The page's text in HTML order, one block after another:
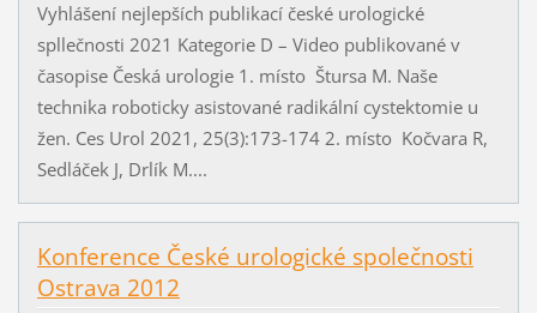
Vyhlášení nejlepších publikací české urologické
spllečnosti 2021 Kategorie D – Video publikované v
časopise Česká urologie 1. místo Štursa M. Naše
technika roboticky asistované radikální cystektomie u
žen. Ces Urol 2021, 25(3):173-174 2. místo Kočvara R,
Sedláček J, Drlík M....
Konference České urologické společnosti
Ostrava 2012